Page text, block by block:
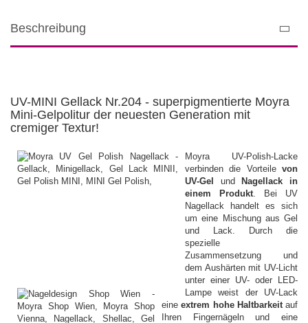
Beschreibung
UV-MINI Gellack Nr.204 - superpigmentierte Moyra
Mini-Gelpolitur der neuesten Generation mit
cremiger Textur!
Moyra UV-Polish-Lacke
verbinden die Vorteile von
UV-Gel undNagellack in
einem Produkt . Bei UV
Nagellack handelt es sich
um eine Mischung aus Gel
und Lack. Durch die
spezielle
Zusammensetzung und
dem Aushärten mit UV-Licht
unter einer UV- oder LED-
Lampe weist der UV-Lack
eineextrem hohe Haltbarkeitauf
Ihren Fingernägeln und eine